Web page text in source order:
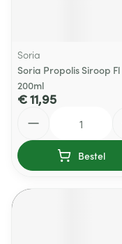
Soria
Soria Propolis Siroop Fl
200ml
€ 11,95
Bestel